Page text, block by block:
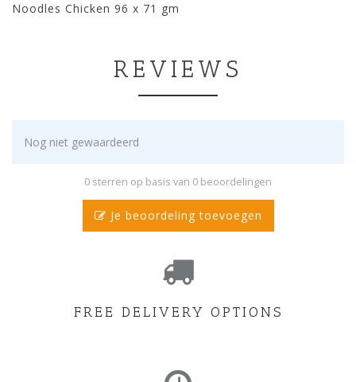
Noodles Chicken 96 x 71 gm
REVIEWS
Nog niet gewaardeerd
0 sterren op basis van 0 beoordelingen
Je beoordeling toevoegen
FREE DELIVERY OPTIONS